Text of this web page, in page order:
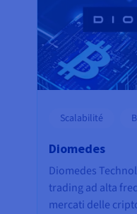
Scalabilité
Diomedes
Diomedes
trading ad alta
mercati delle